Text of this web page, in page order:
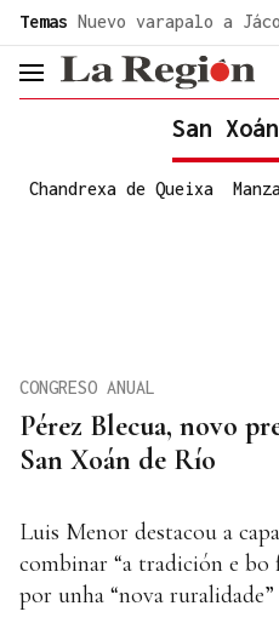
Temas Nuevo varapalo a
header.menu.open
San
Chandrexa de Queixa
Pérez Blecua, novo
San Xoán de Río
CONGRESO ANUAL
Luis Menor destacou a
combinar “a tradición e bo
por unha “nova ruralidade”